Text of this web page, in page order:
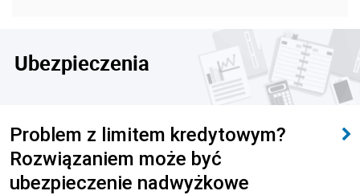
Ubezpieczenia
Problem z limitem kredytowym?
Rozwiązaniem może być
ubezpieczenie nadwyżkowe